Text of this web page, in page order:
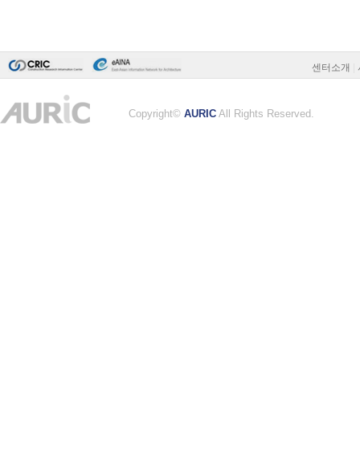
센터소개
Copyright© AURIC All Rights Reserved.